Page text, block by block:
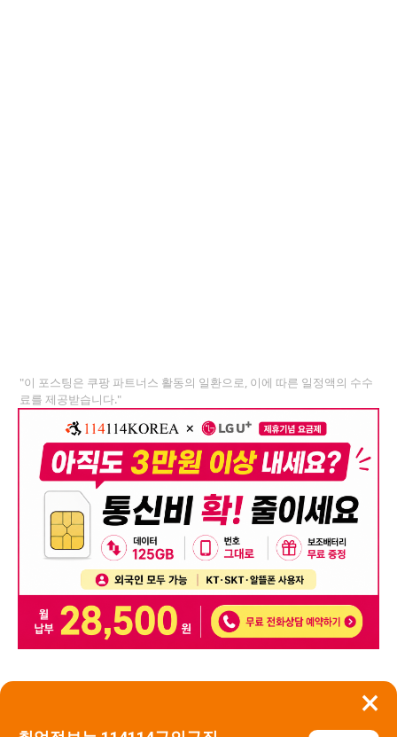
×
"이 포스팅은 쿠팡 파트너스 활동의 일환으로, 이에 따른 일정액의 수수
료를 제공받습니다."